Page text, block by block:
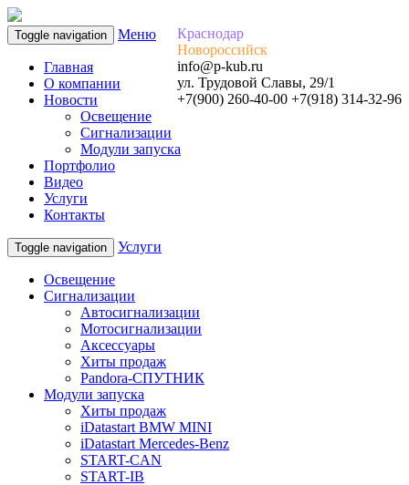
Краснодар
Новороссийск
info@p-kub.ru
ул. Трудовой Славы, 29/1
+7(900) 260-40-00 +7(918) 314-32-96
Toggle navigation Меню
Главная
О компании
Новости
Освещение
Сигнализации
Модули запуска
Портфолио
Видео
Услуги
Контакты
Toggle navigation Услуги
Освещение
Сигнализации
Автосигнализации
Мотосигнализации
Аксессуары
Хиты продаж
Pandora-СПУТНИК
Модули запуска
Хиты продаж
iDatastart BMW MINI
iDatastart Mercedes-Benz
START-CAN
START-IB